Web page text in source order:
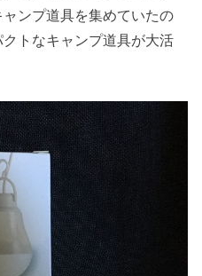
ンプ道具を集めていたの
トなキャンプ道具が大活